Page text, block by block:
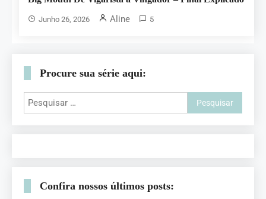
Junho 26, 2026 Aline 5
Procure sua série aqui:
Confira nossos últimos posts: